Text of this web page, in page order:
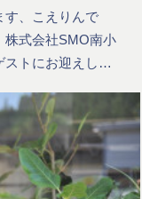
す、こえりんで
株式会社SMO南小
ストにお迎えし…